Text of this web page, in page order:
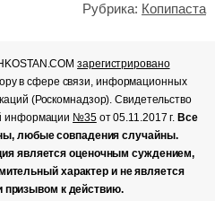
Рубрика: Копипаста
зарегистрировано
в сфере связи, информационных
(Роскомнадзор). Свидетельство
информации №35от 05.11.2017 г.Все
любые совпадения случайны.
является оценочным суждением,
характер и не является
призывом к действию.